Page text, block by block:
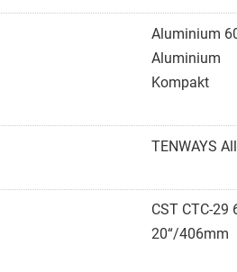
Aluminium
Aluminium
Kompakt
TENWAYS
CST CTC-29
20“/406mm